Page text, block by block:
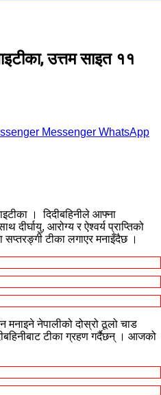
उत्तम साइत ११
Messenger WhatsApp
। दिदीबहिनीले आफ्ना
दीर्घायु, आरोग्य र ऐश्वर्य प्राप्तिको
सप्तरङ्गी टीका लगाएर मनाइँदैछ ।
मनाइने नेपालीको दोस्रो ठूलो चाड
टीका ग्रहण गर्दैछन् । आजको